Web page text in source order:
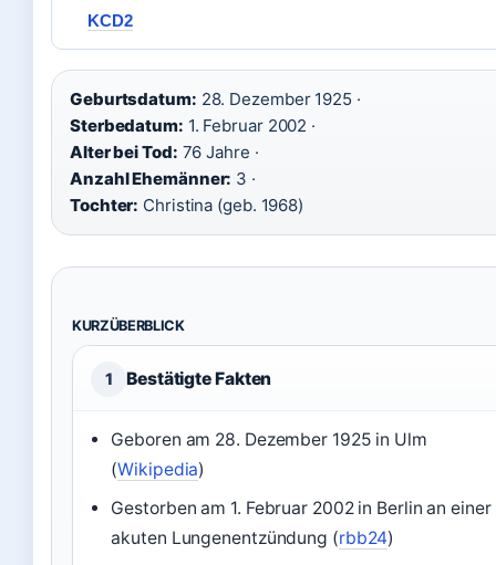
KCD2
Geburtsdatum: 28. Dezember 1925 ·
Sterbedatum: 1. Februar 2002 ·
Alter bei Tod: 76 Jahre ·
Anzahl Ehemänner: 3 ·
Tochter: Christina (geb. 1968)
KURZÜBERBLICK
1 Bestätigte Fakten
Geboren am 28. Dezember 1925 in Ulm
(Wikipedia)
Gestorben am 1. Februar 2002 in Berlin an einer
akuten Lungenentzündung (rbb24)